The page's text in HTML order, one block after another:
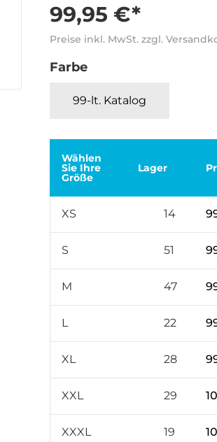
99,95 €*
Preise inkl. MwSt. zzgl.
Farbe
99-lt. Katalog
Wählen
Sie Ihre
Größe
Lager
XS 14
S 51
M 47
L 22
XL 28
XXL 29
XXXL 19